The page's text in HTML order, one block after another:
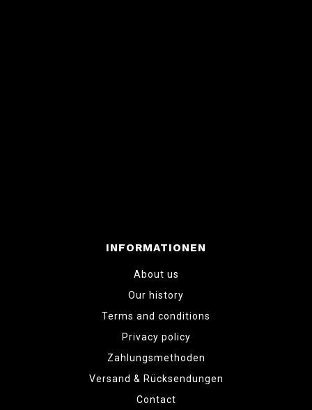
INFORMATIONEN
About us
Our history
Terms and conditions
Privacy policy
Zahlungsmethoden
Versand & Rücksendungen
Contact